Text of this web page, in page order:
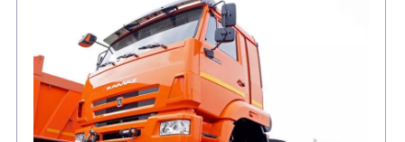
Производитель
Нагрузка на ССУ, кг
Экологический класс
Колесная формула